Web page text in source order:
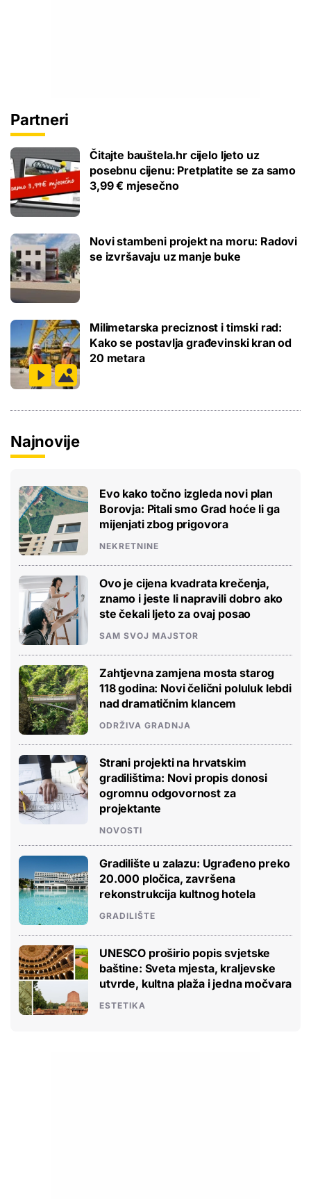
Partneri
Čitajte bauštela.hr cijelo ljeto uz
posebnu cijenu: Pretplatite se za samo
3,99 € mjesečno
Novi stambeni projekt na moru: Radovi
se izvršavaju uz manje buke
Milimetarska preciznost i timski rad:
Kako se postavlja građevinski kran od
20 metara
Najnovije
Evo kako točno izgleda novi plan
Borovja: Pitali smo Grad hoće li ga
mijenjati zbog prigovora
NEKRETNINE
Ovo je cijena kvadrata krečenja,
znamo i jeste li napravili dobro ako
ste čekali ljeto za ovaj posao
SAM SVOJ MAJSTOR
Zahtjevna zamjena mosta starog
118 godina: Novi čelični poluluk lebdi
nad dramatičnim klancem
ODRŽIVA GRADNJA
Strani projekti na hrvatskim
gradilištima: Novi propis donosi
ogromnu odgovornost za
projektante
NOVOSTI
Gradilište u zalazu: Ugrađeno preko
20.000 pločica, završena
rekonstrukcija kultnog hotela
GRADILIŠTE
UNESCO proširio popis svjetske
baštine: Sveta mjesta, kraljevske
utvrde, kultna plaža i jedna močvara
ESTETIKA